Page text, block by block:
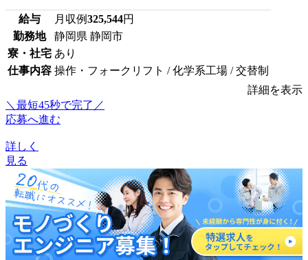
給与 月収例325,544円
勤務地
静岡県 静岡市
寮・社宅 あり
仕事内容 操作・フォークリフト / 化学系工場 / 交替制
詳細を表示
＼最短45秒で完了／
応募へ進む
詳しく
見る